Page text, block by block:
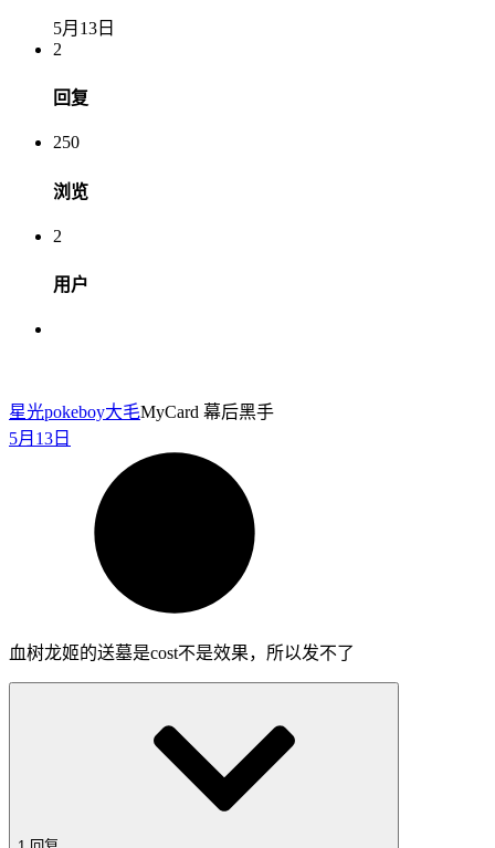
5月13日
2
回复
250
浏览
2
用户
星光pokeboy大毛MyCard 幕后黑手
5月13日
血树龙姬的送墓是cost不是效果，所以发不了